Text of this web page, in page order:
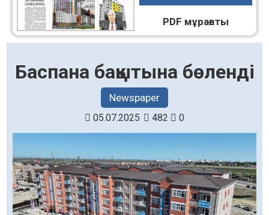
PDF мұрағаты
Баспана бақытына бөленді
Newspaper
05.07.2025 482 0